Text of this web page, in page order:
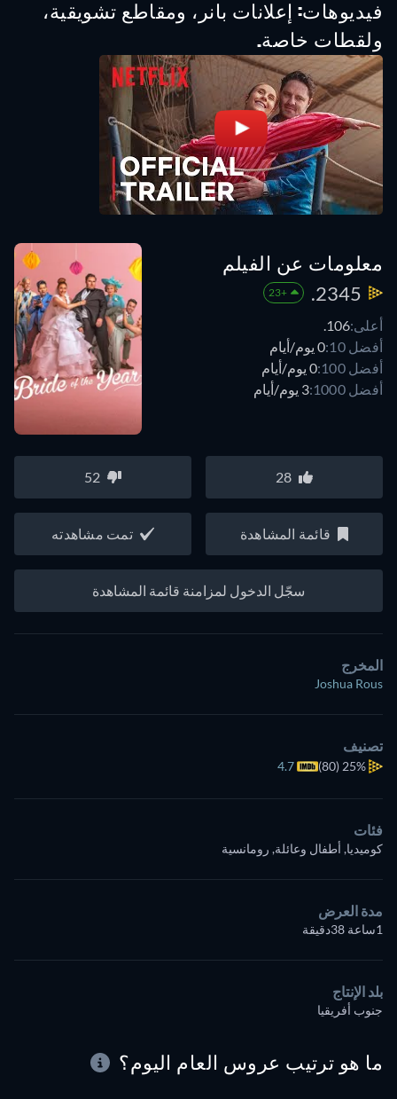
فيديوهات: إعلانات بانر، ومقاطع تشويقية،
ولقطات خاصة.
معلومات عن الفيلم
2345.
+23
أعلى:106.
أفضل 10:
0 يوم/أيام
أفضل 100:
0 يوم/أيام
أفضل 1000:
3 يوم/أيام
28
52
قائمة المشاهدة تمت مشاهدته
سجّل الدخول لمزامنة قائمة المشاهدة
المخرج
Joshua Rous
تصنيف
25%
(80)
4.7
فئات
كوميديا, أطفال وعائلة, رومانسية
مدة العرض
1ساعة 38دقيقة
بلد الإنتاج
جنوب أفريقيا
ما هو ترتيب عروس العام اليوم؟